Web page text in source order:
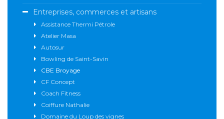
Entreprises, commerces et artisans
Assistance Thermi Pétrole
Atelier Masa
Autosur
Bowling de Saint-Savin
CBE Broyage
CF Concept
Coach Fitness
Coiffure Nathalie
Domaine du Loup des vignes